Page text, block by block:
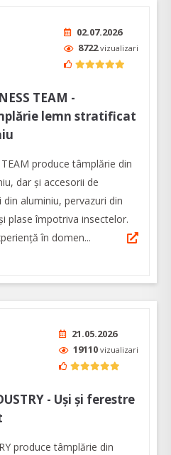
02.07.2026
8722vizualizari
TEAM -
lemn stratificat
produce tâmplărie din
dar și accesorii de
aluminiu, pervazuri din
plase împotriva insectelor.
în domen...
21.05.2026
19110 vizualizari
- Uși și ferestre
produce tâmplărie din